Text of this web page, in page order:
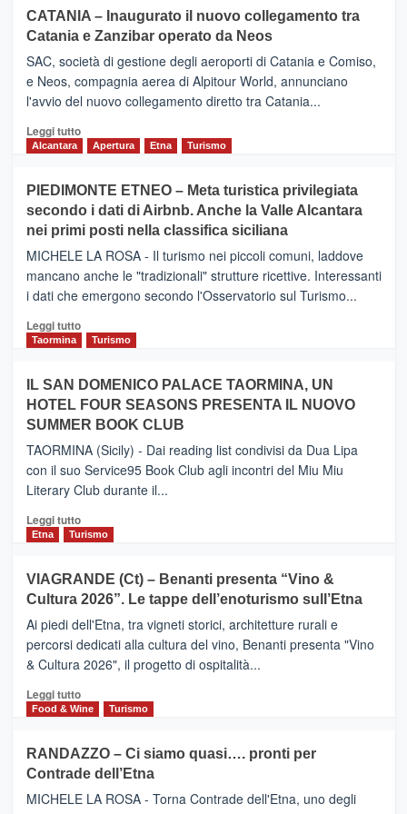
CATANIA – Inaugurato il nuovo collegamento tra
Catania e Zanzibar operato da Neos
SAC, società di gestione degli aeroporti di Catania e Comiso,
e Neos, compagnia aerea di Alpitour World, annunciano
l'avvio del nuovo collegamento diretto tra Catania...
Leggi tuttoLeggi
CATANIA
–
Inaugurato
il
nuovo
collegamento
tra
e
Zanzibar
da
Neos
Alcantara Apertura Etna Turismo
PIEDIMONTE ETNEO – Meta turistica privilegiata
secondo i dati di Airbnb. Anche la Valle Alcantara
nei primi posti nella classifica siciliana
MICHELE LA ROSA - Il turismo nei piccoli comuni, laddove
mancano anche le "tradizionali" strutture ricettive. Interessanti
i dati che emergono secondo l'Osservatorio sul Turismo...
Leggi tuttoLeggi
PIEDIMONTE
ETNEO
–
Meta
turistica
privilegiata
secondo
dati
di
Anche
la
Alcantara
nei
primi
nella
classifica
Taormina Turismo
IL SAN DOMENICO PALACE TAORMINA, UN
HOTEL FOUR SEASONS PRESENTA IL NUOVO
SUMMER BOOK CLUB
TAORMINA (Sicily) - Dai reading list condivisi da Dua Lipa
con il suo Service95 Book Club agli incontri del Miu Miu
Literary Club durante il...
Leggi tuttoLeggi
di
IL
SAN
DOMENICO
PALACE
TAORMINA,
UN
HOTEL
FOUR
IL
NUOVO
SUMMER
Etna Turismo
VIAGRANDE (Ct) – Benanti presenta “Vino &
Cultura 2026”. Le tappe dell’enoturismo sull’Etna
Ai piedi dell'Etna, tra vigneti storici, architetture rurali e
percorsi dedicati alla cultura del vino, Benanti presenta "Vino
& Cultura 2026", il progetto di ospitalità...
Leggi tuttoLeggi
di
VIAGRANDE
(Ct)
–
Food & Wine Turismo
RANDAZZO – Ci siamo quasi…. pronti per
Contrade dell’Etna
MICHELE LA ROSA - Torna Contrade dell'Etna, uno degli